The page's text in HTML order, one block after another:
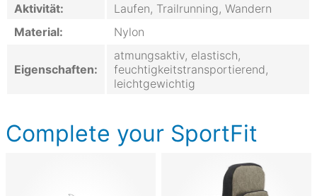
Aktivität:
Laufen, Trailrunning, Wandern
Material:
Nylon
Eigenschaften:
atmungsaktiv, elastisch,
feuchtigkeitstransportierend,
leichtgewichtig
Complete your SportFit